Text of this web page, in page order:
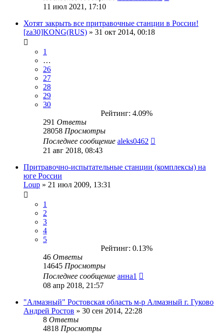
11 июл 2021, 17:10
Хотят закрыть все притравочные станции в России!
[za30]KONG(RUS) » 31 окт 2014, 00:18
1
…
26
27
28
29
30
Рейтинг: 4.09%
291 Ответы
28058 Просмотры
Последнее сообщение aleks0462
21 авг 2018, 08:43
Притравочно-испытательные станции (комплексы) на
юге России
Loup » 21 июл 2009, 13:31
1
2
3
4
5
Рейтинг: 0.13%
46 Ответы
14645 Просмотры
Последнее сообщение анна1
08 апр 2018, 21:57
"Алмазный" Ростовская область м-р Алмазный г. Гуково
Андрей Ростов » 30 сен 2014, 22:28
8 Ответы
4818 Просмотры